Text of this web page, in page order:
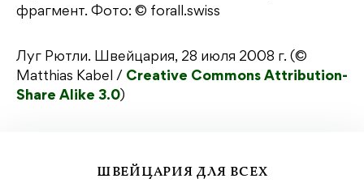
фрагмент. Фото: © forall.swiss
Луг Рютли. Швейцария, 28 июля 2008 г. (©
Matthias Kabel / Creative Commons Attribution-
Share Alike 3.0)
ШВЕЙЦАРИЯ ДЛЯ ВСЕХ